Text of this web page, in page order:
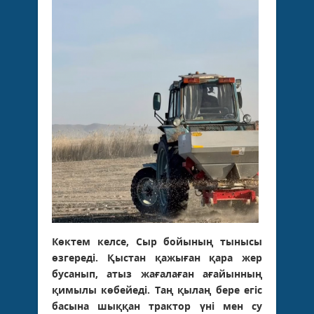
Көктем келсе, Сыр бойының тынысы
өзгереді. Қыстан қажыған қара жер
бусанып, атыз жағалаған ағайынның
қимылы көбейеді. Таң қылаң бере егіс
басына шыққан трактор үні мен су